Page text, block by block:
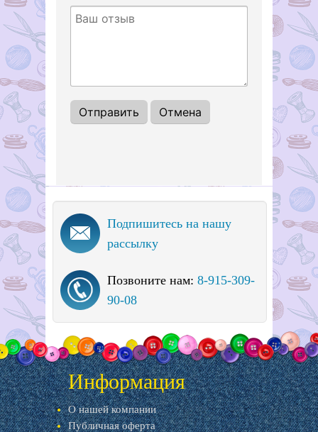
Подпишитесь на нашу
рассылку
Позвоните нам: 8-915-309-
90-08
Информация
О нашей компании
Публичная оферта